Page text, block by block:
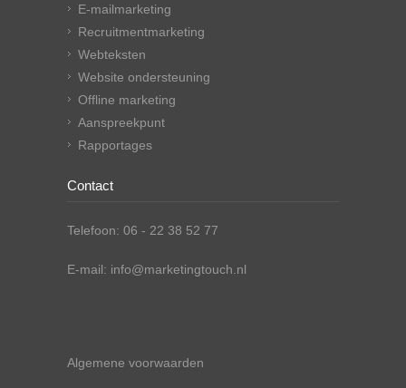
E-mailmarketing
Recruitmentmarketing
Webteksten
Website ondersteuning
Offline marketing
Aanspreekpunt
Rapportages
Contact
Telefoon: 06 - 22 38 52 77
E-mail: info@marketingtouch.nl
Algemene voorwaarden